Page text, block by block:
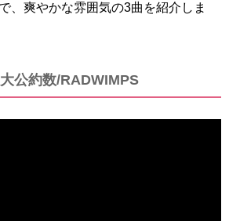
、爽やかな雰囲気の3曲を紹介しま
公約数/RADWIMPS